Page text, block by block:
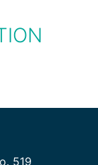
519